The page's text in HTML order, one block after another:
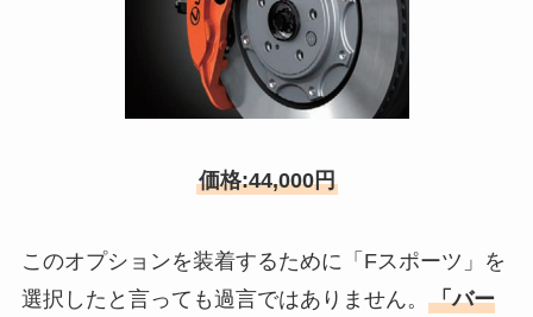
価格:44,000円
このオプションを装着するために「Fスポーツ」を
選択したと言っても過言ではありません。 「バー